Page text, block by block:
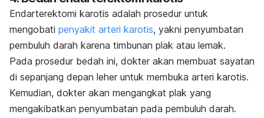
Endarterektomi karotis adalah prosedur untuk
mengobati penyakit arteri karotis, yakni penyumbatan
pembuluh darah karena timbunan plak atau lemak.
Pada prosedur bedah ini, dokter akan membuat sayatan
di sepanjang depan leher untuk membuka arteri karotis.
Kemudian, dokter akan mengangkat plak yang
mengakibatkan penyumbatan pada pembuluh darah.